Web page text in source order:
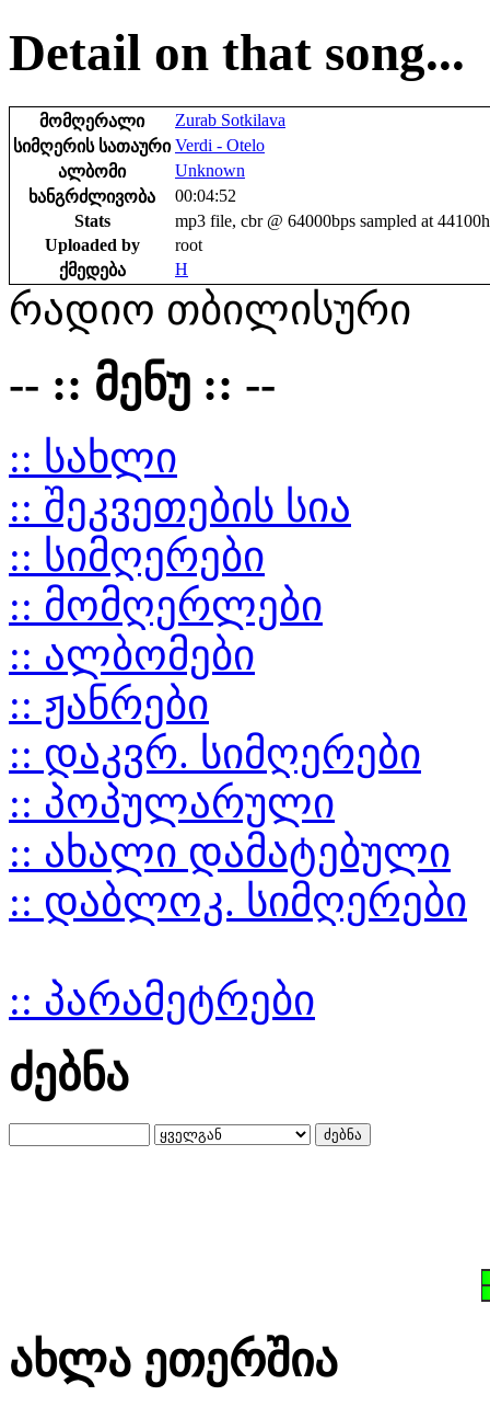
Detail on that song...
მომღერალი
Zurab Sotkilava
სიმღერის სათაური Verdi - Otelo
ალბომი
Unknown
ხანგრძლივობა
00:04:52
Stats
mp3 file, cbr @ 64000bps sampled at
Uploaded by
root
ქმედება
H
რადიო თბილისური
-- :: მენუ :: --
:: სახლი
:: შეკვეთების სია
:: სიმღერები
:: მომღერლები
:: ალბომები
:: ჟანრები
:: დაკვრ. სიმღერები
:: პოპულარული
:: ახალი დამატებული
:: დაბლოკ. სიმღერები
:: პარამეტრები
ძებნა
ახლა ეთერშია